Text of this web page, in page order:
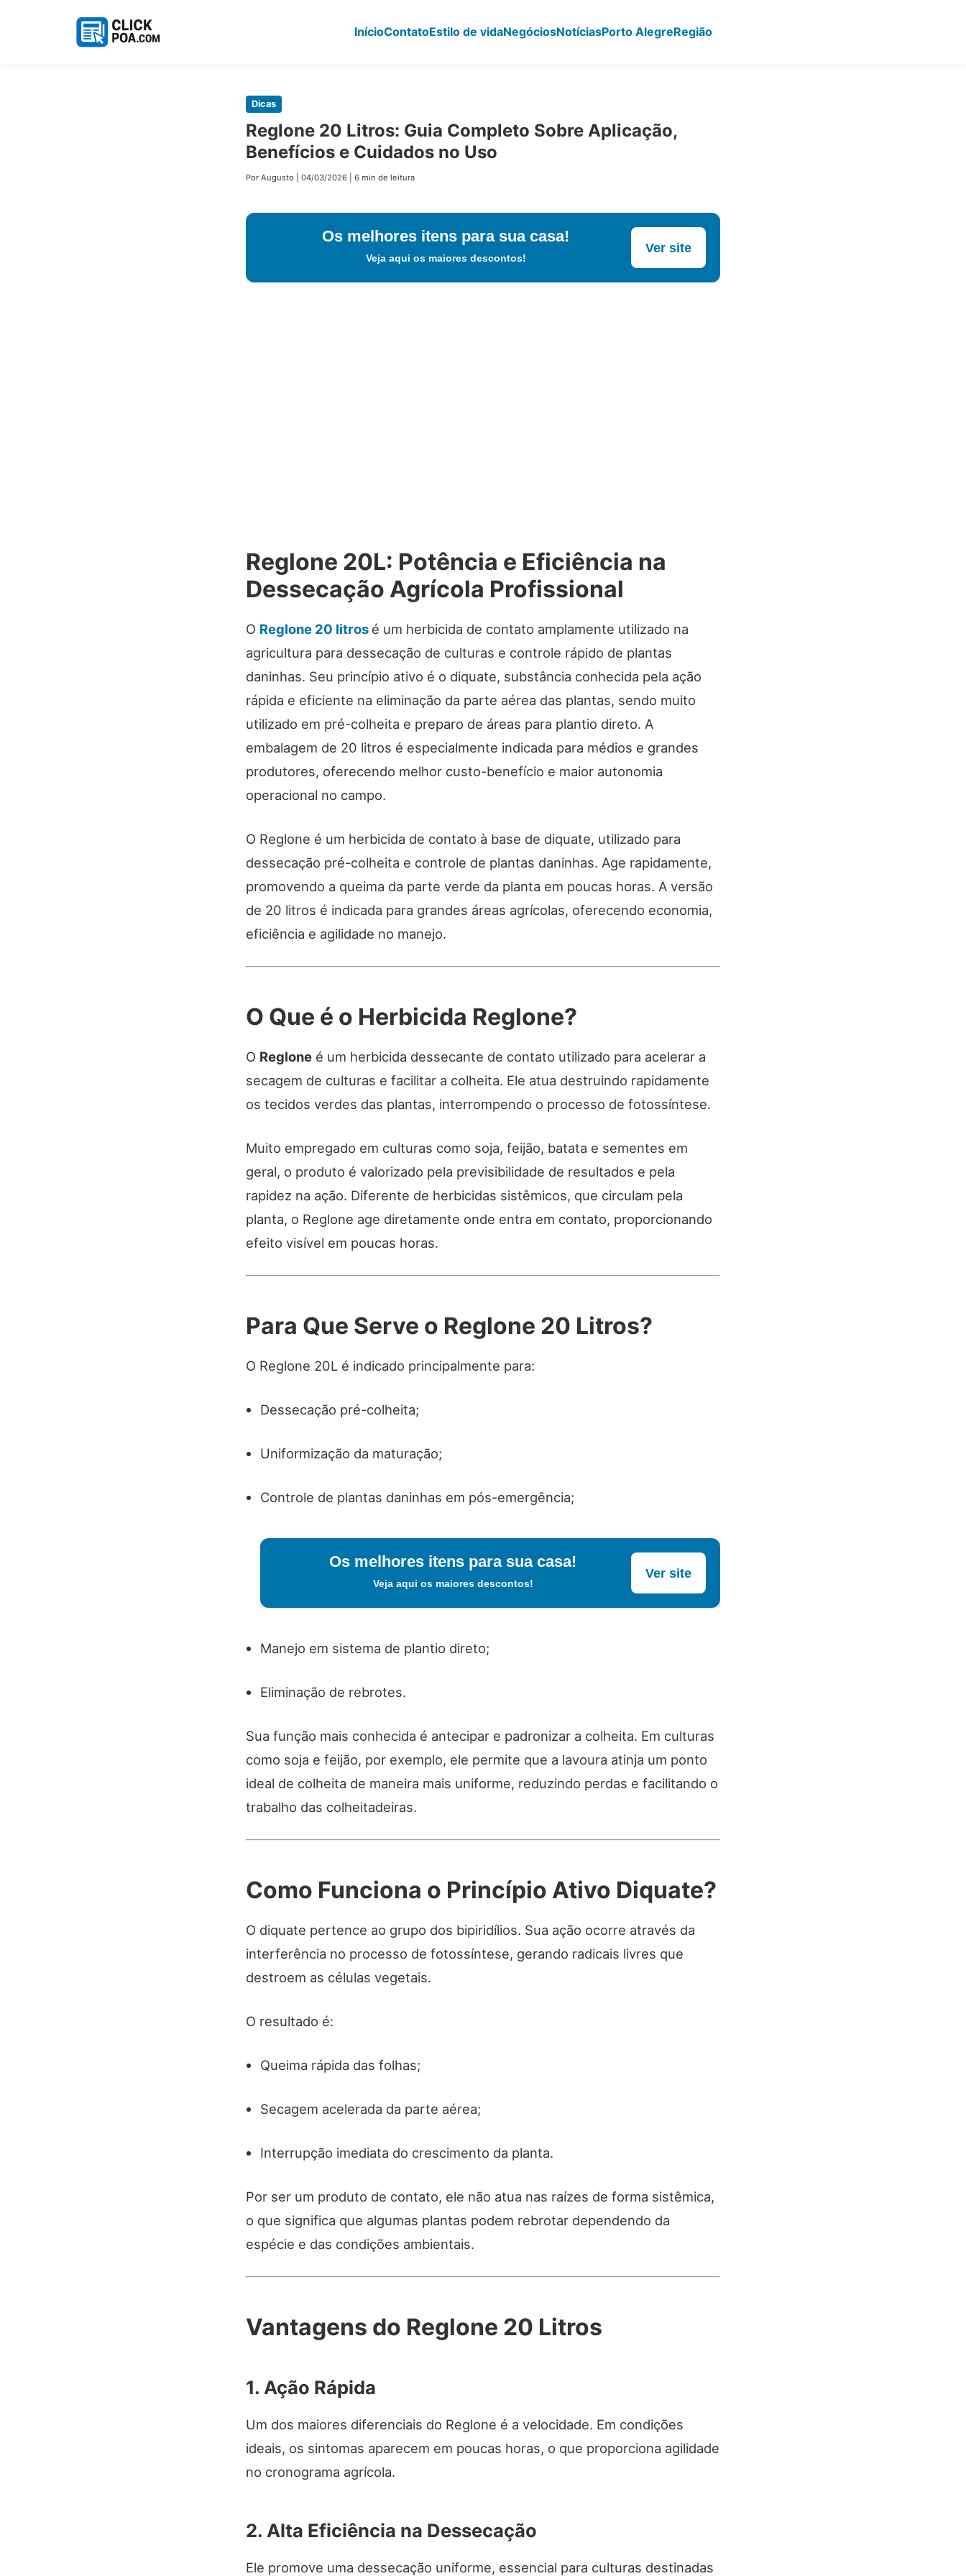
InícioContatoEstilo de vidaNegóciosNotíciasPorto AlegreRegião
Dicas
Reglone 20 Litros: Guia Completo Sobre Aplicação,
Benefícios e Cuidados no Uso
Por Augusto 04/03/2026 6 min de leitura
Os melhores itens para sua casa!
Veja aqui os maiores descontos!
Ver site
Reglone 20L: Potência e Eficiência na
Dessecação Agrícola Profissional
O Reglone 20 litros é um herbicida de contato amplamente utilizado na
agricultura para dessecação de culturas e controle rápido de plantas
daninhas. Seu princípio ativo é o diquate, substância conhecida pela ação
rápida e eficiente na eliminação da parte aérea das plantas, sendo muito
utilizado em pré-colheita e preparo de áreas para plantio direto. A
embalagem de 20 litros é especialmente indicada para médios e grandes
produtores, oferecendo melhor custo-benefício e maior autonomia
operacional no campo.
O Reglone é um herbicida de contato à base de diquate, utilizado para
dessecação pré-colheita e controle de plantas daninhas. Age rapidamente,
promovendo a queima da parte verde da planta em poucas horas. A versão
de 20 litros é indicada para grandes áreas agrícolas, oferecendo economia,
eficiência e agilidade no manejo.
O Que é o Herbicida Reglone?
O Reglone é um herbicida dessecante de contato utilizado para acelerar a
secagem de culturas e facilitar a colheita. Ele atua destruindo rapidamente
os tecidos verdes das plantas, interrompendo o processo de fotossíntese.
Muito empregado em culturas como soja, feijão, batata e sementes em
geral, o produto é valorizado pela previsibilidade de resultados e pela
rapidez na ação. Diferente de herbicidas sistêmicos, que circulam pela
planta, o Reglone age diretamente onde entra em contato, proporcionando
efeito visível em poucas horas.
Para Que Serve o Reglone 20 Litros?
O Reglone 20L é indicado principalmente para:
Dessecação pré-colheita;
Uniformização da maturação;
Controle de plantas daninhas em pós-emergência;
Os melhores itens para sua casa!
Veja aqui os maiores descontos!
Ver site
Manejo em sistema de plantio direto;
Eliminação de rebrotes.
Sua função mais conhecida é antecipar e padronizar a colheita. Em culturas
como soja e feijão, por exemplo, ele permite que a lavoura atinja um ponto
ideal de colheita de maneira mais uniforme, reduzindo perdas e facilitando o
trabalho das colheitadeiras.
Como Funciona o Princípio Ativo Diquate?
O diquate pertence ao grupo dos bipiridílios. Sua ação ocorre através da
interferência no processo de fotossíntese, gerando radicais livres que
destroem as células vegetais.
O resultado é:
Queima rápida das folhas;
Secagem acelerada da parte aérea;
Interrupção imediata do crescimento da planta.
Por ser um produto de contato, ele não atua nas raízes de forma sistêmica,
o que significa que algumas plantas podem rebrotar dependendo da
espécie e das condições ambientais.
Vantagens do Reglone 20 Litros
1. Ação Rápida
Um dos maiores diferenciais do Reglone é a velocidade. Em condições
ideais, os sintomas aparecem em poucas horas, o que proporciona agilidade
no cronograma agrícola.
2. Alta Eficiência na Dessecação
Ele promove uma dessecação uniforme, essencial para culturas destinadas